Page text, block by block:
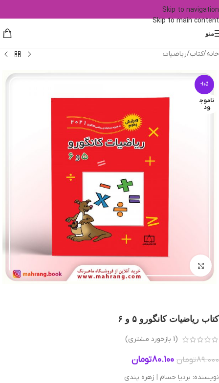
Skip to navigation
Skip to main content
منو
خانه/کتاب/ریاضیات
-10%
ناموج
ود
بزرگنمایی تصویر
کتاب ریاضیات کانگورو ۵ و ۶
(
1 بازخورد مشتری)
89.000تومان 80.100تومان
نویسنده: بردیا حسام | زهره پندی